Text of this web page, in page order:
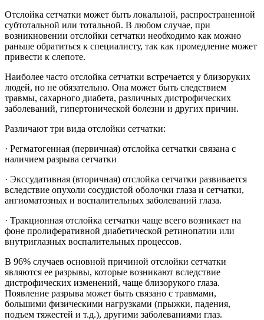
Отслойка сетчатки может быть локальной, распространенной
субтотальной или тотальной. В любом случае, при
возникновении отслойки сетчатки необходимо как можно
раньше обратиться к специалисту, так как промедление может
привести к слепоте.
Наиболее часто отслойка сетчатки встречается у близоруких
людей, но не обязательно. Она может быть следствием
травмы, сахарного диабета, различных дистрофических
заболеваний, гипертонической болезни и других причин.
Различают три вида отслойки сетчатки:
· Регматогенная (первичная) отслойка сетчатки связана с
наличием разрыва сетчатки
· Экссудативная (вторичная) отслойка сетчатки развивается
вследствие опухоли сосудистой оболочки глаза и сетчатки,
ангиоматозных и воспалительных заболеваний глаза.
· Тракционная отслойка сетчатки чаще всего возникает на
фоне пролиферативной диабетической ретинопатии или
внутриглазных воспалительных процессов.
В 96% случаев основной причиной отслойки сетчатки
являются ее разрывы, которые возникают вследствие
дистрофических изменений, чаще близорукого глаза.
Появление разрыва может быть связано с травмами,
большими физическими нагрузками (прыжки, падения,
подъем тяжестей и т.д.), другими заболеваниями глаз.